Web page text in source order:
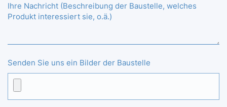
Ihre Nachricht (Beschreibung der Baustelle, welches
Produkt interessiert sie, o.ä.)
Senden Sie uns ein Bilder der Baustelle